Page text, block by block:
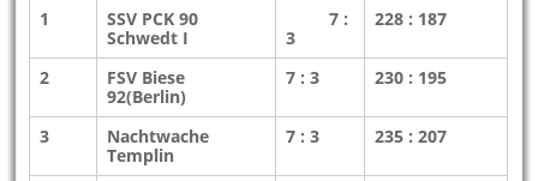
1
SSV PCK 90
Schwedt I
7 :
3
228 : 187
2
FSV Biese
92(Berlin)
7 : 3 230 : 195
3
Nachtwache
Templin
7 : 3 235 : 207